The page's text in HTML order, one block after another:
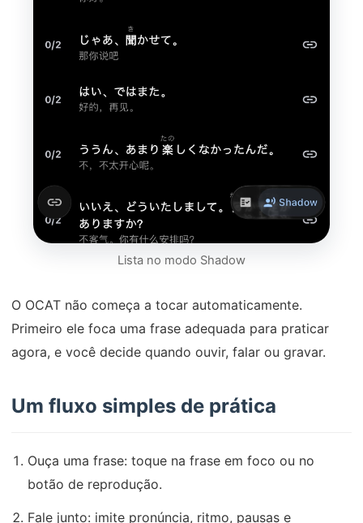
Lista no modo Shadow
O OCAT não começa a tocar automaticamente.
Primeiro ele foca uma frase adequada para praticar
agora, e você decide quando ouvir, falar ou gravar.
Um fluxo simples de prática
Ouça uma frase: toque na frase em foco ou no
botão de reprodução.
Fale junto: imite pronúncia, ritmo, pausas e